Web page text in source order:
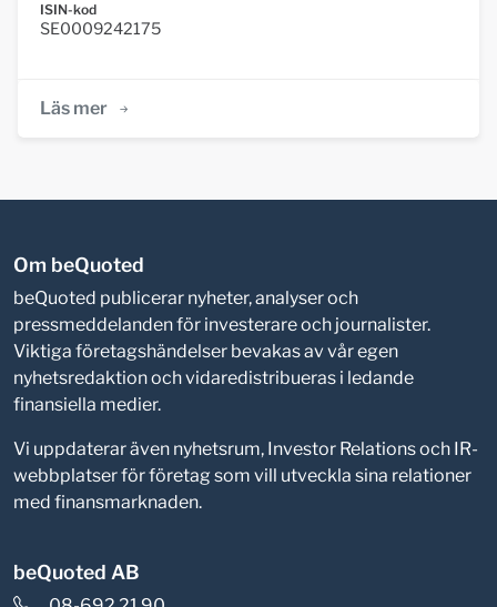
ISIN-kod
SE0009242175
Läs mer
Om beQuoted
beQuoted publicerar nyheter, analyser och
pressmeddelanden för investerare och journalister.
Viktiga företagshändelser bevakas av vår egen
nyhetsredaktion och vidaredistribueras i ledande
finansiella medier.
Vi uppdaterar även nyhetsrum, Investor Relations och IR-
webbplatser för företag som vill utveckla sina relationer
med finansmarknaden.
beQuoted AB